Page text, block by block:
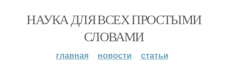
НАУКА ДЛЯ ВСЕХ ПРОСТЫМИ
СЛОВАМИ
главная новости статьи